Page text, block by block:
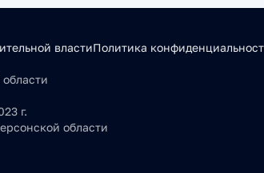
властиПолитика
г.
области